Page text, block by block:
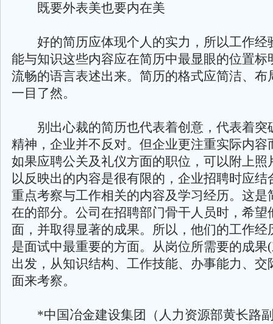
既要外表美也要内在美
好的简历应体现个人的实力，所以工作经
能与知识这些内容应在简历中最显眼的位置标
流畅的语言表述出来。简历的格式应简洁、布
一目了然。
别出心裁的简历也代表着创意，代表着突
精神，企业并不反对。但企业更注重实际内容
如果应聘公关及礼仪方面的职位，可以附上照
以反映出的内容是很有限的，企业招聘时应结
重点考察与工作相关的内容及学习经历。这是
在的部分。公司在招聘部门骨干人员时，希望
面，并取得显著的成果。所以，他们的工作经
是面试中最重要的方面。从岗位所需要的成果
出发，从知识结构、工作技能、办事能力、交
面来考察。
*中国冶金建设集团（人力资源部黄长路